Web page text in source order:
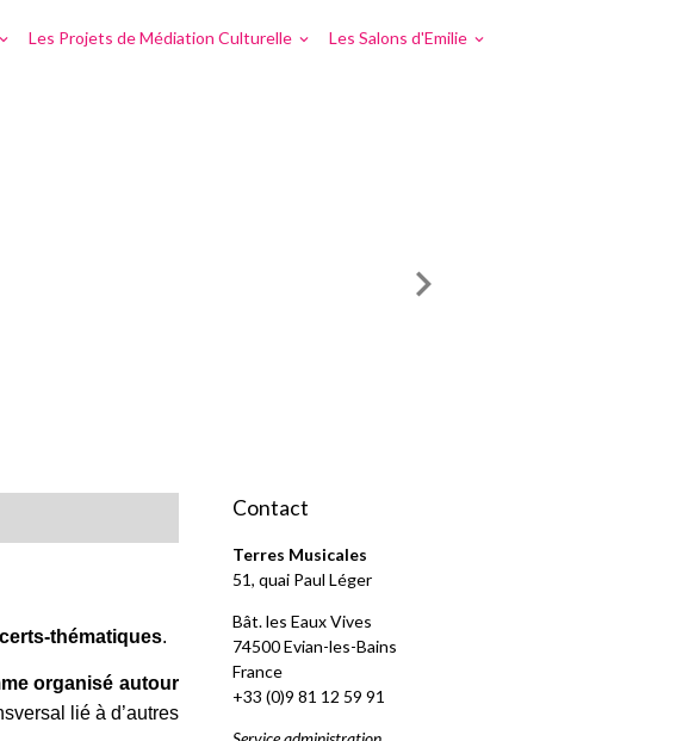
Les Projets de Médiation Culturelle Les Salons d'Emilie
thématiques.
organisé autour
lié à d’autres
Contact
Terres Musicales
51, quai Paul Léger
Bât. les Eaux Vives
74500 Evian-les-Bains
France
+33 (0)9 81 12 59 91